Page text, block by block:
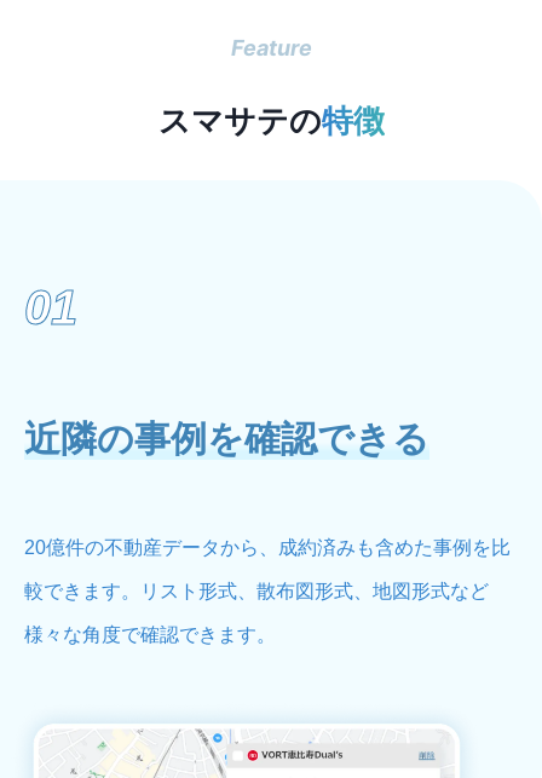
Feature
スマサテの特徴
01
近隣の事例を確認できる
20億件の不動産データから、成約済みも含めた事例を比
較できます。リスト形式、散布図形式、地図形式など
様々な角度で確認できます。